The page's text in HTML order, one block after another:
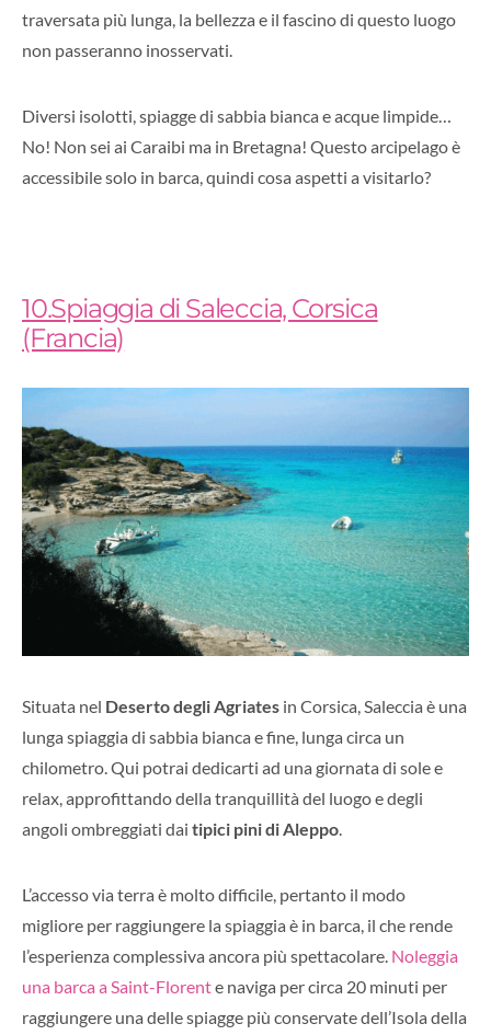
traversata più lunga, la bellezza e il fascino di questo luogo
non passeranno inosservati.
Diversi isolotti, spiagge di sabbia bianca e acque limpide…
No! Non sei ai Caraibi ma in Bretagna! Questo arcipelago è
accessibile solo in barca, quindi cosa aspetti a visitarlo?
10.Spiaggia di Saleccia, Corsica
(Francia)
Situata nel Deserto degli Agriates in Corsica, Saleccia è una
lunga spiaggia di sabbia bianca e fine, lunga circa un
chilometro. Qui potrai dedicarti ad una giornata di sole e
relax, approfittando della tranquillità del luogo e degli
angoli ombreggiati dai tipici pini di Aleppo
L’accesso via terra è molto difficile, pertanto il modo
migliore per raggiungere la spiaggia è in barca, il che rende
l’esperienza complessiva ancora più spettacolare. Noleggia
una barca a Saint-Florente naviga per circa 20 minuti per
raggiungere una delle spiagge più conservate dell’Isola della